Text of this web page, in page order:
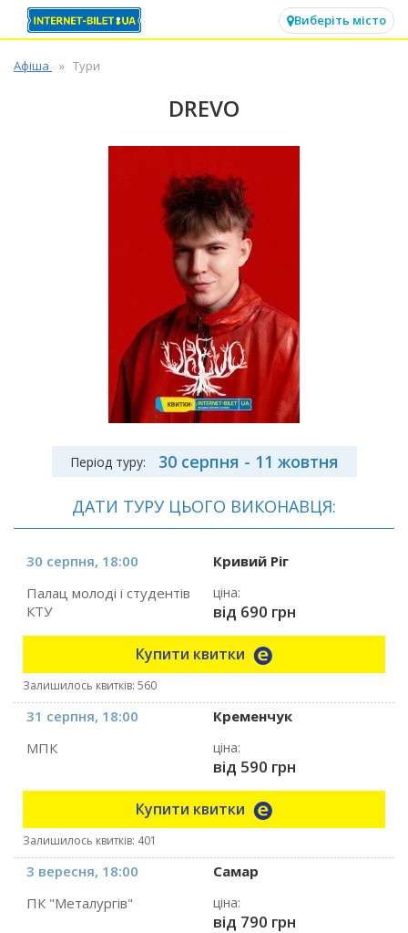
Виберіть місто
Афіша Тури
DREVO
Період туру: 30 серпня - 11 жовтня
ДАТИ ТУРУ ЦЬОГО ВИКОНАВЦЯ:
30 серпня, 18:00
Кривий Ріг
Палац молоді і студентів
КТУ
ціна:
від 690 грн
Купити квитки
Залишилось квитків: 560
31 серпня, 18:00
Кременчук
МПК
ціна:
від 590 грн
Купити квитки
Залишилось квитків: 401
3 вересня, 18:00
Самар
ПК "Металургів"
ціна:
від 790 грн